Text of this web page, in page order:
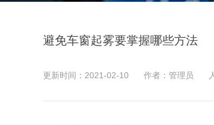
避免车窗起雾要掌握哪些方法
更新时间：2021-02-10 作者：管理员